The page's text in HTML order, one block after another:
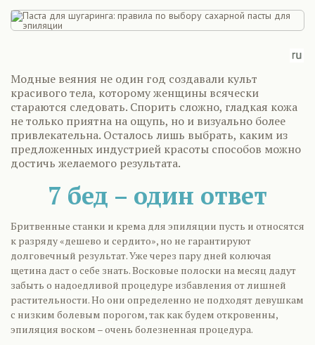
Модные веяния не один год создавали культ
красивого тела, которому женщины всячески
стараются следовать. Спорить сложно, гладкая кожа
не только приятна на ощупь, но и визуально более
привлекательна. Осталось лишь выбрать, каким из
предложенных индустрией красоты способов можно
достичь желаемого результата.
7 бед – один ответ
Бритвенные станки и крема для эпиляции пусть и относятся
к разряду «дешево и сердито», но не гарантируют
долговечный результат. Уже через пару дней колючая
щетина даст о себе знать. Восковые полоски на месяц дадут
забыть о надоедливой процедуре избавления от лишней
растительности. Но они определенно не подходят девушкам
с низким болевым порогом, так как будем откровенны,
эпиляция воском – очень болезненная процедура.